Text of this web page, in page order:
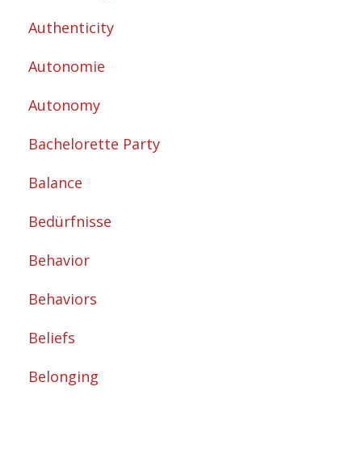
Authenticity
Autonomie
Autonomy
Bachelorette Party
Balance
Bedürfnisse
Behavior
Behaviors
Beliefs
Belonging